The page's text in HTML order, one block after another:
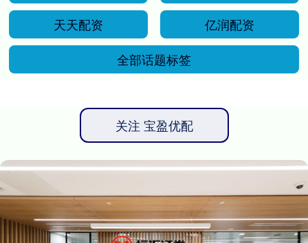
天天配资
亿润配资
全部话题标签
关注 宝盈优配